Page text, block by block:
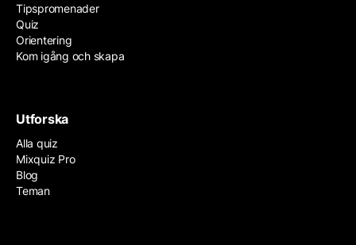
Tipspromenader
Quiz
Orientering
Kom igång och skapa
Utforska
Alla quiz
Mixquiz Pro
Blog
Teman